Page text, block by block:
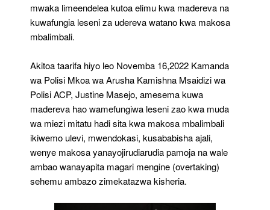
mwaka limeendelea kutoa elimu kwa madereva na
kuwafungia leseni za udereva watano kwa makosa
mbalimbali.
Akitoa taarifa hiyo leo Novemba 16,2022 Kamanda
wa Polisi Mkoa wa Arusha Kamishna Msaidizi wa
Polisi ACP, Justine Masejo, amesema kuwa
madereva hao wamefungiwa leseni zao kwa muda
wa miezi mitatu hadi sita kwa makosa mbalimbali
ikiwemo ulevi, mwendokasi, kusababisha ajali,
wenye makosa yanayojirudiarudia pamoja na wale
ambao wanayapita magari mengine (overtaking)
sehemu ambazo zimekatazwa kisheria.